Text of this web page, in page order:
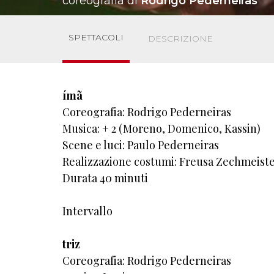
SPETTACOLI DESCRIZIONE
ímã
Coreografia: Rodrigo Pederneiras
Musica: + 2 (Moreno, Domenico, Kassin)
Scene e luci: Paulo Pederneiras
Realizzazione costumi: Freusa
Durata 40 minuti
Intervallo
triz
Coreografia: Rodrigo Pederneiras